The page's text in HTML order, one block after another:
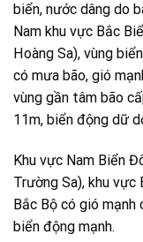
biển, nước dâng do
Nam khu vực Bắc
Hoàng Sa), vùng
có mưa bão, gió
vùng gần tâm bão
11m, biển động dữ
Khu vực Nam Biển
Trường Sa), khu vực
Bắc Bộ có gió
biển động mạnh.